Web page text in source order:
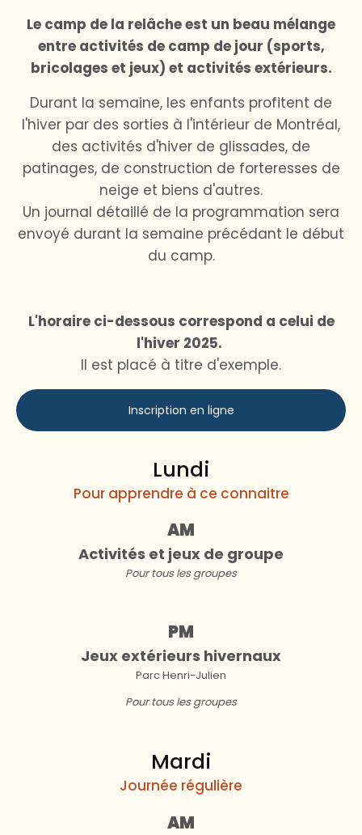
Le camp de la relâche est un beau mélange
entre activités de camp de jour (sports,
bricolages et jeux) et activités extérieurs.
Durant la semaine, les enfants profitent de
l'hiver par des sorties à l'intérieur de Montréal,
des activités d'hiver de glissades, de
patinages, de construction de forteresses de
neige et biens d'autres.
Un journal détaillé de la programmation sera
envoyé durant la semaine précédant le début
du camp.
L'horaire ci-dessous correspond a celui de
l'hiver 2025.
Il est placé à titre d'exemple.
Inscription en ligne
Lundi
Pour apprendre à ce connaitre
AM
Activités et jeux de groupe
Pour tous les groupes
PM
Jeux extérieurs hivernaux
Parc Henri-Julien
Pour tous les groupes
Mardi
Journée régulière
AM